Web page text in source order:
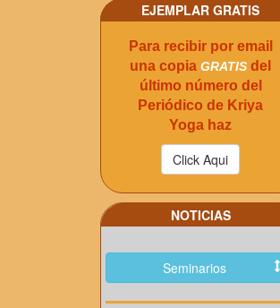
EJEMPLAR GRATIS
Para recibir por email
una copia GRATIS del
último número del
Periódico de Kriya
Yoga haz
NOTICIAS
Seminarios